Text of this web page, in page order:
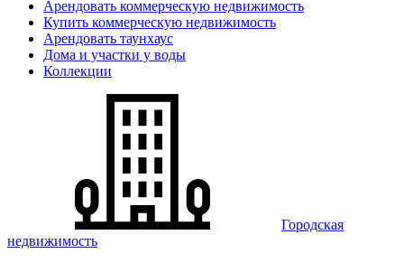
Арендовать коммерческую недвижимость
Купить коммерческую недвижимость
Арендовать таунхаус
Дома и участки у воды
Коллекции
Городская
недвижимость